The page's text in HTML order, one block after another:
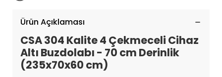
Ürün Açıklaması
CSA 304 Kalite 4 Çekmeceli Cihaz
Altı Buzdolabı - 70 cm Derinlik
(235x70x60 cm)